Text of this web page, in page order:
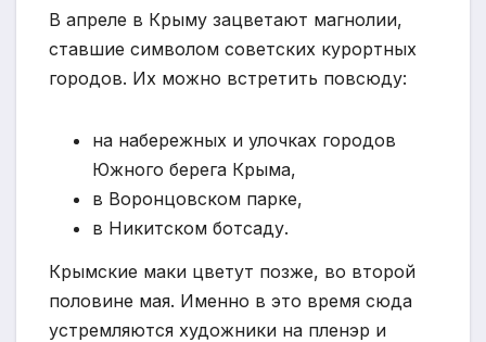
В апреле в Крыму зацветают магнолии,
ставшие символом советских курортных
городов. Их можно встретить повсюду:
на набережных и улочках городов
Южного берега Крыма,
в Воронцовском парке,
в Никитском ботсаду.
Крымские маки цветут позже, во второй
половине мая. Именно в это время сюда
устремляются художники на пленэр и